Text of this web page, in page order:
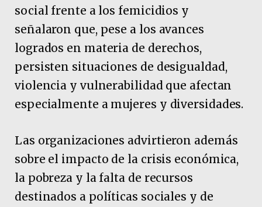
social frente a los femicidios y
señalaron que, pese a los avances
logrados en materia de derechos,
persisten situaciones de desigualdad,
violencia y vulnerabilidad que afectan
especialmente a mujeres y diversidades.
Las organizaciones advirtieron además
sobre el impacto de la crisis económica,
la pobreza y la falta de recursos
destinados a políticas sociales y de